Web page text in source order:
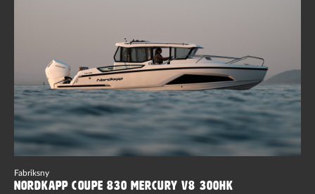
Fabriksny
Nordkapp Coupe 830 Mercury V8 300hk